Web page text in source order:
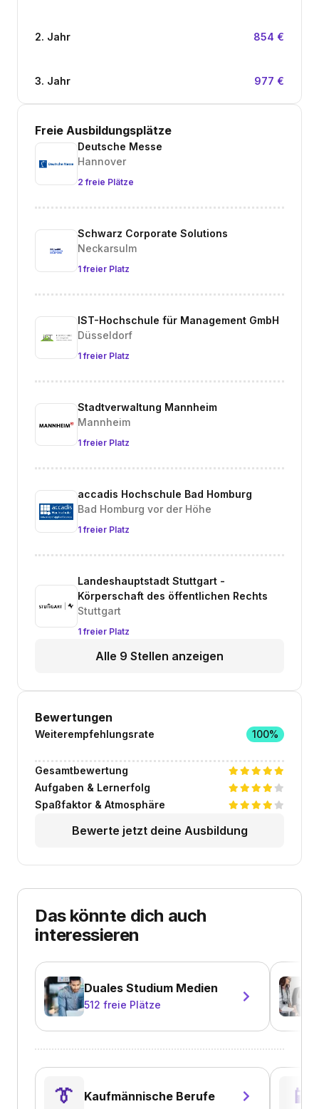
2. Jahr 854 €
3. Jahr 977 €
Freie Ausbildungsplätze
Deutsche Messe
Hannover
2 freie Plätze
Schwarz Corporate Solutions
Neckarsulm
1 freier Platz
IST-Hochschule für Management GmbH
Düsseldorf
1 freier Platz
Stadtverwaltung Mannheim
Mannheim
1 freier Platz
accadis Hochschule Bad Homburg
Bad Homburg vor der Höhe
1 freier Platz
Landeshauptstadt Stuttgart -
Körperschaft des öffentlichen Rechts
Stuttgart
1 freier Platz
Alle 9 Stellen anzeigen
Bewertungen
Weiterempfehlungsrate 100%
Gesamtbewertung
Aufgaben & Lernerfolg
Spaßfaktor & Atmosphäre
Bewerte jetzt deine Ausbildung
Das könnte dich auch
interessieren
Duales Studium Medien
512 freie Plätze
👔 Kaufmännische Berufe 📱